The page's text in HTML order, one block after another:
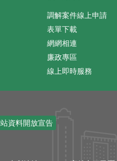
調解案件線上申請
表單下載
網網相連
廉政專區
線上即時服務
資料開放宣告